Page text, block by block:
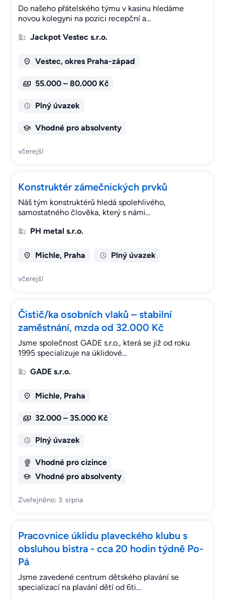
Do našeho přátelského týmu v kasinu hledáme
novou kolegyni na pozici recepční a…
Jackpot Vestec s.r.o.
Vestec, okres Praha-západ
55.000 – 80.000 Kč
Plný úvazek
Vhodné pro absolventy
včerejší
Konstruktér zámečnických prvků
Náš tým konstruktérů hledá spolehlivého,
samostatného člověka, který s námi…
PH metal s.r.o.
Michle, Praha Plný úvazek
včerejší
Čistič/ka osobních vlaků – stabilní
zaměstnání, mzda od 32.000 Kč
Jsme společnost GADE s.r.o., která se již od roku
1995 specializuje na úklidové…
GADE s.r.o.
Michle, Praha
32.000 – 35.000 Kč
Plný úvazek
Vhodné pro cizince
Vhodné pro absolventy
Zveřejněno: 3. srpna
Pracovnice úklidu plaveckého klubu s
obsluhou bistra - cca 20 hodin týdně Po-
Pá
Jsme zavedené centrum dětského plavání se
specializací na plavání dětí od 6ti…